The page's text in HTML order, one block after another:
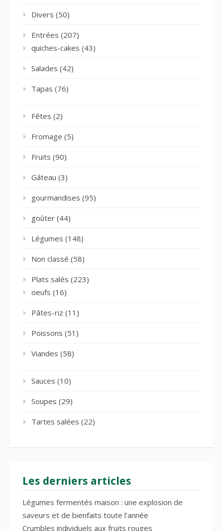
Divers (50)
Entrées (207)
quiches-cakes (43)
Salades (42)
Tapas (76)
Fêtes (2)
Fromage (5)
Fruits (90)
Gâteau (3)
gourmandises (95)
goûter (44)
Légumes (148)
Non classé (58)
Plats salés (223)
oeufs (16)
Pâtes-riz (11)
Poissons (51)
Viandes (58)
Sauces (10)
Soupes (29)
Tartes salées (22)
Les derniers articles
Légumes fermentés maison : une explosion de
saveurs et de bienfaits toute l’année
Crumbles individuels aux fruits rouges